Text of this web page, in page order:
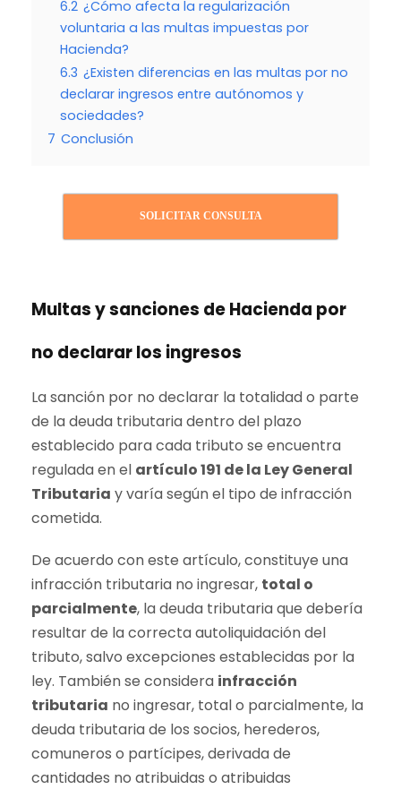
6.2 ¿Cómo afecta la regularización
voluntaria a las multas impuestas por
Hacienda?
6.3 ¿Existen diferencias en las multas por no
declarar ingresos entre autónomos y
sociedades?
7 Conclusión
SOLICITAR CONSULTA
Multas y sanciones de Hacienda por
no declarar los ingresos
La sanción por no declarar la totalidad o parte
de la deuda tributaria dentro del plazo
establecido para cada tributo se encuentra
regulada en el artículo 191 de la Ley General
Tributaria y varía según el tipo de infracción
cometida.
De acuerdo con este artículo, constituye una
infracción tributaria no ingresar, total o
parcialmente, la deuda tributaria que debería
resultar de la correcta autoliquidación del
tributo, salvo excepciones establecidas por la
ley. También se considera infracción
tributaria no ingresar, total o parcialmente, la
deuda tributaria de los socios, herederos,
comuneros o partícipes, derivada de
cantidades no atribuidas o atribuidas